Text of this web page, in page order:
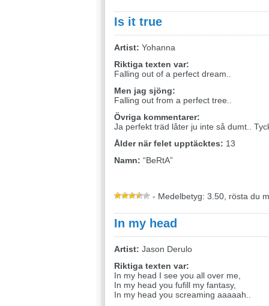
Is it true
Artist: Yohanna
Riktiga texten var:
Falling out of a perfect dream..
Men jag sjöng:
Falling out from a perfect tree..
Övriga kommentarer:
Ja perfekt träd låter ju inte så dumt..
Ålder när felet upptäcktes: 13
Namn: “BeRtA”
- Medelbetyg: 3.50, rösta du
In my head
Artist: Jason Derulo
Riktiga texten var:
In my head I see you all over me,
In my head you fufill my fantasy,
In my head you screaming aaaaah..